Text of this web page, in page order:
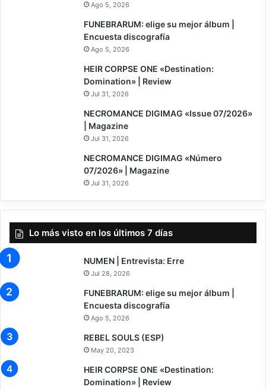
Ago 5, 2026
FUNEBRARUM: elige su mejor álbum |
Encuesta discografía
Ago 5, 2026
HEIR CORPSE ONE «Destination:
Domination» | Review
Jul 31, 2026
NECROMANCE DIGIMAG «Issue 07/2026»
| Magazine
Jul 31, 2026
NECROMANCE DIGIMAG «Número
07/2026» | Magazine
Jul 31, 2026
Lo más visto en los últimos 7 días
NUMEN | Entrevista: Erre
Jul 28, 2026
FUNEBRARUM: elige su mejor álbum |
Encuesta discografía
Ago 5, 2026
REBEL SOULS (ESP)
May 20, 2023
8
HEIR CORPSE ONE «Destination:
Domination» | Review